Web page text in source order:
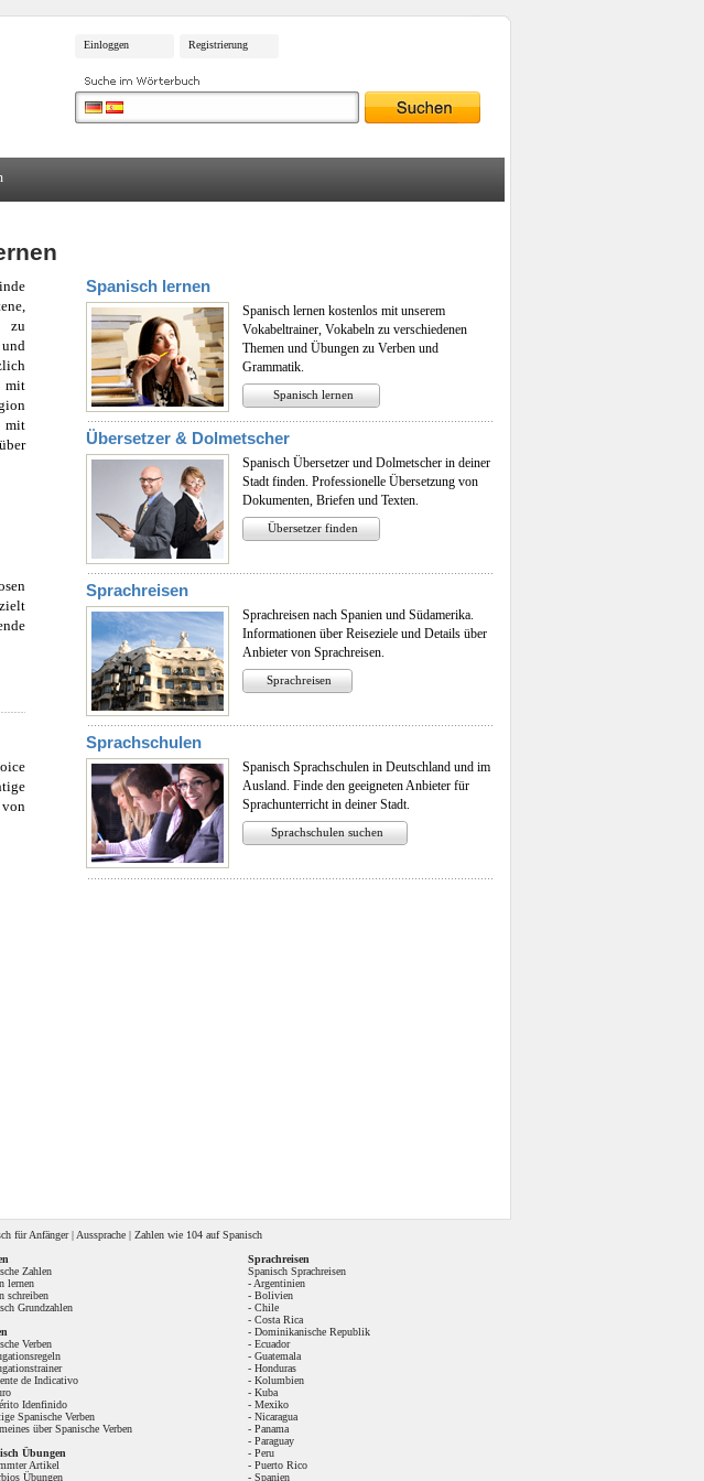
Einloggen Registrierung
zu
mit
mit
Spanisch lernen
Spanisch lernen kostenlos mit unserem
Vokabeltrainer, Vokabeln zu verschiedenen
Themen und Übungen zu Verben und
Grammatik.
Spanisch lernen
Übersetzer & Dolmetscher
Spanisch Übersetzer und Dolmetscher in deiner
Stadt finden. Professionelle Übersetzung von
Dokumenten, Briefen und Texten.
Übersetzer finden
Sprachreisen
Sprachreisen nach Spanien und Südamerika.
Informationen über Reiseziele und Details über
Anbieter von Sprachreisen.
Sprachreisen
Sprachschulen
Spanisch Sprachschulen in Deutschland und im
Ausland. Finde den geeigneten Anbieter für
Sprachunterricht in deiner Stadt.
Sprachschulen suchen
für Anfänger| Aussprache | Zahlen wie 104 auf Spanisch
Zahlen
lernen
schreiben
Grundzahlen
Verben
de Indicativo
Idenfinido
Spanische Verben
über Spanische Verben
Übungen
Artikel
Übungen
Sprachreisen
Spanisch Sprachreisen
- Argentinien
- Bolivien
- Chile
- Costa Rica
- Dominikanische Republik
- Ecuador
- Guatemala
- Honduras
- Kolumbien
- Kuba
- Mexiko
- Nicaragua
- Panama
- Paraguay
- Peru
- Puerto Rico
- Spanien